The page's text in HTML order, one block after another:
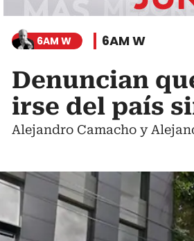
6AM W 6AM W
Denuncian
irse del país
Alejandro Camacho y